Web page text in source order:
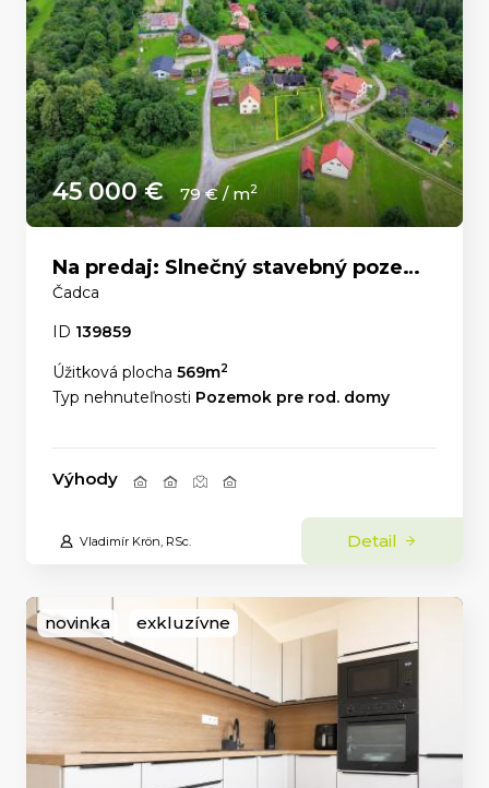
45 000 € 79 € / m2
Na predaj: Slnečný stavebný pozemok 569 m² – Čadca, časť U Líšky
Čadca
ID 139859
Úžitková plocha 569m2
Typ nehnuteľnosti Pozemok pre rod. domy
Výhody
Vladimír Krön, RSc. Detail
novinka exkluzívne